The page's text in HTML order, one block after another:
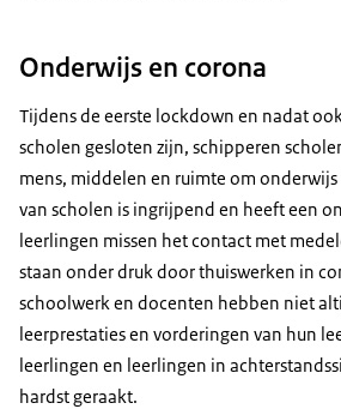
Onderwijs en corona
Tijdens de eerste lockdown en nadat
scholen gesloten zijn, schipperen
mens, middelen en ruimte om onderwijs
van scholen is ingrijpend en heeft een
leerlingen missen het contact met
staan onder druk door thuiswerken in
schoolwerk en docenten hebben niet
leerprestaties en vorderingen van hun
leerlingen en leerlingen in
hardst geraakt.